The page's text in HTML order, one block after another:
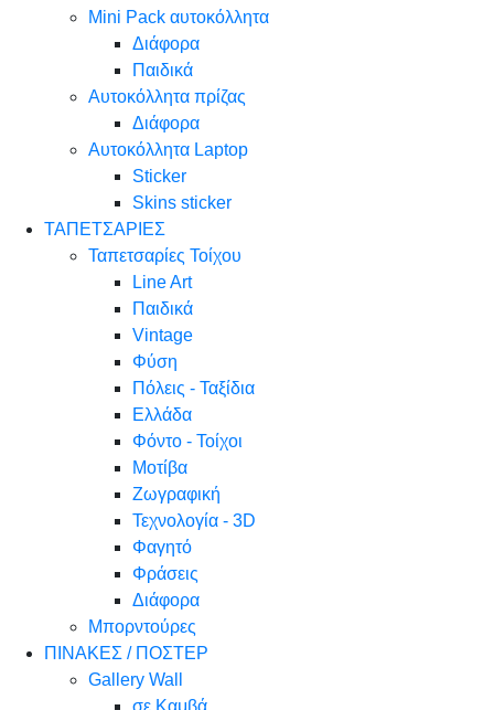
Mini Pack αυτοκόλλητα
Διάφορα
Παιδικά
Αυτοκόλλητα πρίζας
Διάφορα
Αυτοκόλλητα Laptop
Sticker
Skins sticker
ΤΑΠΕΤΣΑΡΙΕΣ
Ταπετσαρίες Τοίχου
Line Art
Παιδικά
Vintage
Φύση
Πόλεις - Ταξίδια
Ελλάδα
Φόντο - Τοίχοι
Μοτίβα
Ζωγραφική
Τεχνολογία - 3D
Φαγητό
Φράσεις
Διάφορα
Μπορντούρες
ΠΙΝΑΚΕΣ / ΠΟΣΤΕΡ
Gallery Wall
σε Καμβά